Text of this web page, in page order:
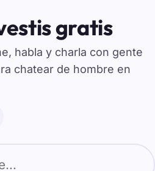
gratis
habla y charla con gente
chatear de hombre en